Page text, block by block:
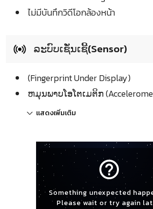
ไม่มีบันทึกวิดีโอกล้องหน้า
ລະບົບເຊັ່ນເຊີ້(Sensor)
(Fingerprint Under Display)
ຫມຸນພາບໂອໂຕເມຕິກ
แสดงเพิ่มเติม
help_outline
Something unexpected
Please wait or try again